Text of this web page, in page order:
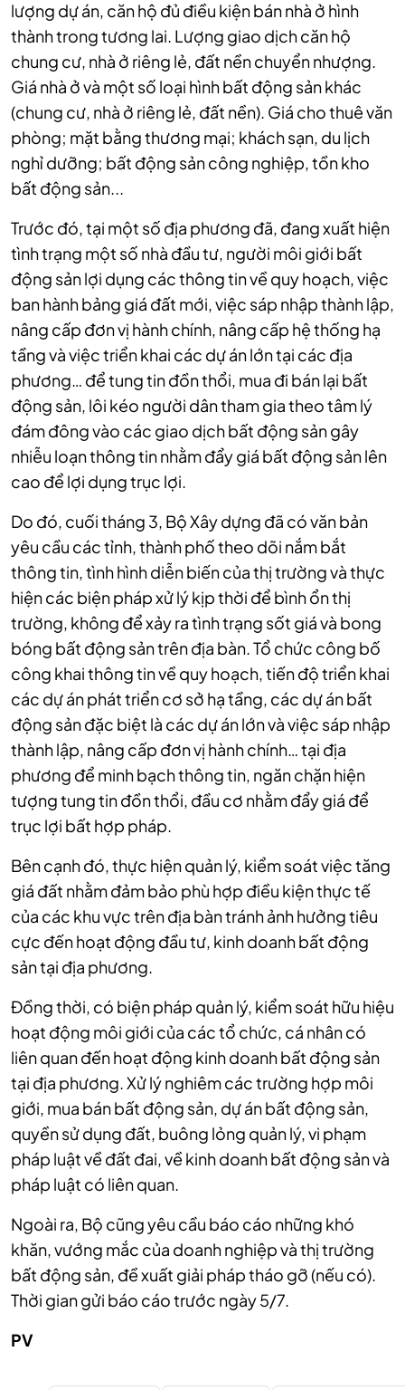
lượng dự án, căn hộ đủ điều kiện bán nhà ở hình
thành trong tương lai. Lượng giao dịch căn hộ
chung cư, nhà ở riêng lẻ, đất nền chuyển nhượng.
Giá nhà ở và một số loại hình bất động sản khác
(chung cư, nhà ở riêng lẻ, đất nền). Giá cho thuê văn
phòng; mặt bằng thương mại; khách sạn, du lịch
nghỉ dưỡng; bất động sản công nghiệp, tồn kho
bất động sản...
Trước đó, tại một số địa phương đã, đang xuất hiện
tình trạng một số nhà đầu tư, người môi giới bất
động sản lợi dụng các thông tin về quy hoạch, việc
ban hành bảng giá đất mới, việc sáp nhập thành lập,
nâng cấp đơn vị hành chính, nâng cấp hệ thống hạ
tầng và việc triển khai các dự án lớn tại các địa
phương… để tung tin đồn thổi, mua đi bán lại bất
động sản, lôi kéo người dân tham gia theo tâm lý
đám đông vào các giao dịch bất động sản gây
nhiễu loạn thông tin nhằm đẩy giá bất động sản lên
cao để lợi dụng trục lợi.
Do đó, cuối tháng 3, Bộ Xây dựng đã có văn bản
yêu cầu các tỉnh, thành phố theo dõi nắm bắt
thông tin, tình hình diễn biến của thị trường và thực
hiện các biện pháp xử lý kịp thời để bình ổn thị
trường, không để xảy ra tình trạng sốt giá và bong
bóng bất động sản trên địa bàn.Tổ chức công bố
công khai thông tin về quy hoạch, tiến độ triển khai
các dự án phát triển cơ sở hạ tầng, các dự án bất
động sản đặc biệt là các dự án lớn và việc sáp nhập
thành lập, nâng cấp đơn vị hành chính… tại địa
phương để minh bạch thông tin, ngăn chặn hiện
tượng tung tin đồn thổi, đầu cơ nhằm đẩy giá để
trục lợi bất hợp pháp.
Bên cạnh đó, thực hiện quản lý, kiểm soát việc tăng
giá đất nhằm đảm bảo phù hợp điều kiện thực tế
của các khu vực trên địa bàn tránh ảnh hưởng tiêu
cực đến hoạt động đầu tư, kinh doanh bất động
sản tại địa phương.
Đồng thời, có biện pháp quản lý, kiểm soát hữu hiệu
hoạt động môi giới của các tổ chức, cá nhân có
liên quan đến hoạt động kinh doanh bất động sản
tại địa phương. Xử lý nghiêm các trường hợp môi
giới, mua bán bất động sản, dự án bất động sản,
quyền sử dụng đất, buông lỏng quản lý, vi phạm
pháp luật về đất đai, về kinh doanh bất động sản và
pháp luật có liên quan.
Ngoài ra, Bộ cũng yêu cầu báo cáo những khó
khăn, vướng mắc của doanh nghiệp và thị trường
bất động sản, đề xuất giải pháp tháo gỡ (nếu có).
Thời gian gửi báo cáo trước ngày 5/7.
PV